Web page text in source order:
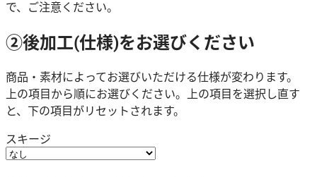
で、ご注意ください。
②後加工(仕様)をお選びください
商品・素材によってお選びいただける仕様が変わります。
上の項目から順にお選びください。上の項目を選択し直す
と、下の項目がリセットされます。
スキージ